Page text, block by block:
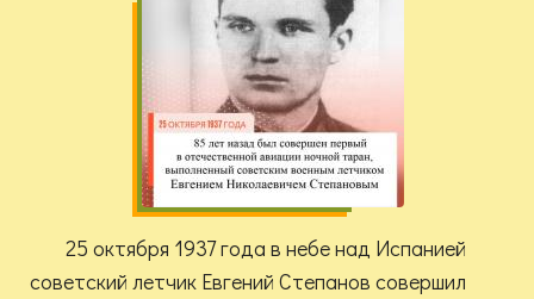
25 октября 1937 года в небе над Испанией
советский летчик Евгений Степанов совершил